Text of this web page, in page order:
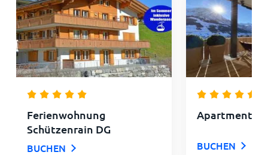
Ferienwohnung
Schützenrain DG
BUCHEN
Apartment
BUCHEN